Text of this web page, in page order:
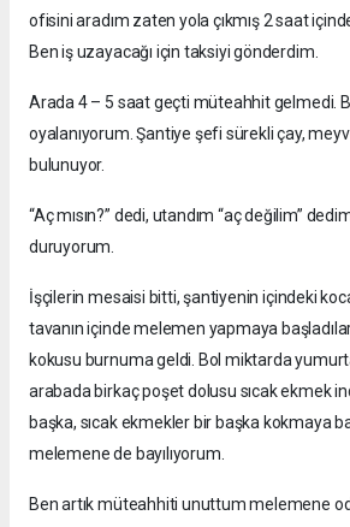
ofisini aradım zaten yola çıkmış 2 saat
Ben iş uzayacağı için taksiyi gönderdim.
Arada 4 – 5 saat geçti müteahhit gelmedi.
oyalanıyorum. Şantiye şefi sürekli çay,
bulunuyor.
“Aç mısın?” dedi, utandım “aç değilim”
duruyorum.
İşçilerin mesaisi bitti, şantiyenin içindeki
tavanın içinde melemen yapmaya
kokusu burnuma geldi. Bol miktarda yumurta
arabada birkaç poşet dolusu sıcak ekmek
başka, sıcak ekmekler bir başka kokmaya
melemene de bayılıyorum.
Ben artık müteahhiti unuttum melemene